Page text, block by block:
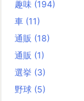
趣味 (194)
車 (11)
通販 (18)
通販 (1)
選挙 (3)
野球 (5)